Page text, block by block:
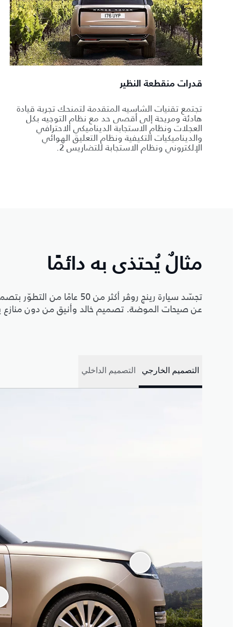
قدرات منقطعة النظير
تجتمع تقنيات الشاسيه المتقدمة لتمنحك تجربة قيادة
هادئة ومريحة إلى أقصى حد مع نظام التوجيه بكل
العجلات ونظام الاستجابة الديناميكي الاحترافي
والديناميكيات التكيفية ونظام التعليق الهوائي
الإلكتروني ونظام الاستجابة للتضاريس 2.
مثالٌ يُحتذى به دائمًا
تجسّد سيارة رينج روڤر أكثر
عن صيحات الموضة. تصميم خالد وأنيق من دون منازع
التصميم الخارجي التصميم الداخلي